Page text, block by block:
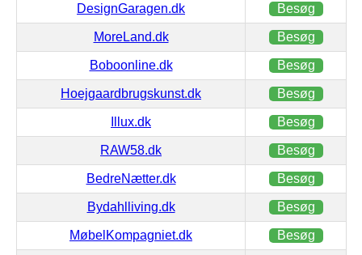
DesignGaragen.dk Besøg
MoreLand.dk Besøg
Boboonline.dk Besøg
Hoejgaardbrugskunst.dk Besøg
Illux.dk Besøg
RAW58.dk Besøg
BedreNætter.dk Besøg
Bydahlliving.dk Besøg
MøbelKompagniet.dk Besøg